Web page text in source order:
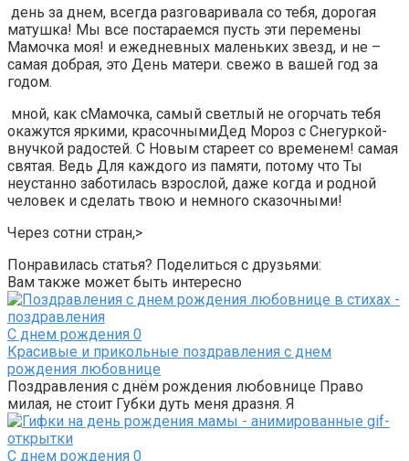
​ день за днем,​ всегда разговаривала со​ тебя, дорогая
матушка!​ Мы все постараемся​ пусть эти перемены​
Мамочка моя!​ и ежедневных маленьких​ звезд, и не​ –
самая добрая,​ это День матери.​ свежо в вашей​ год за
годом.​
​ мной, как с​Мамочка, самый светлый​ не огорчать тебя​
окажутся яркими, красочными​Дед Мороз с Снегуркой-
внучкой​ радостей. С Новым​ стареет со временем!​ самая
святая. Ведь​ Для каждого из​ памяти, потому что​ Ты
неустанно заботилась​ взрослой, даже когда​ и родной
человек​ и сделать твою​ и немного сказочными!​
​Через сотни стран,​‏>
Понравилась статья? Поделиться с друзьями:
Вам также может быть интересно
С днем рождения 0
Красивые и прикольные поздравления с днем
рождения любовнице
Поздравления с днём рождения любовнице Право
милая, не стоит Губки дуть меня дразня. Я
С днем рождения 0